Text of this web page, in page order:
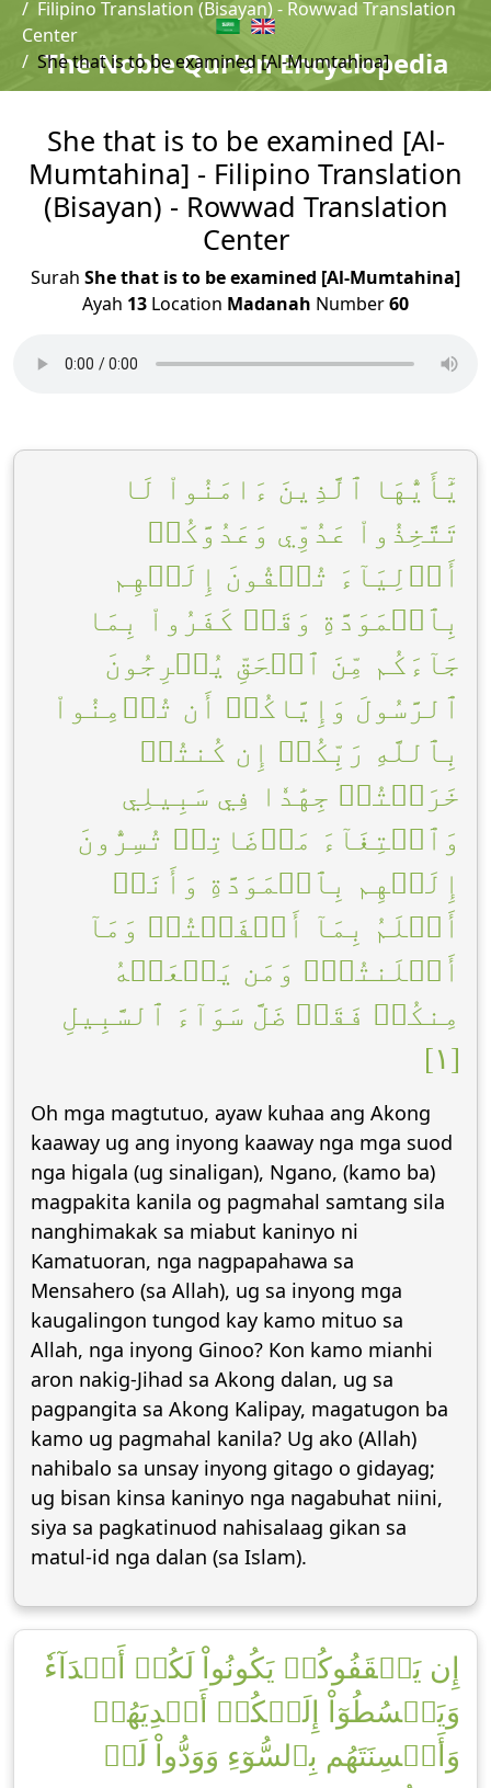
The Noble Qur'an Encyclopedia
Filipino Translation (Bisayan) - Rowwad Translation
Center
She that is to be examined [Al-Mumtahina]
She that is to be examined [Al-
Mumtahina] - Filipino Translation
(Bisayan) - Rowwad Translation
Center
Surah She that is to be examined [Al-Mumtahina]
Ayah 13 Location Madanah Number60
يَٰٓأَيُّهَا ٱلَّذِينَ ءَامَنُواْ لَا
تَتَّخِذُواْ عَدُوِّي وَعَدُوَّكُمۡ
أَوۡلِيَآءَ تُلۡقُونَ إِلَيۡهِم
بِٱلۡمَوَدَّةِ وَقَدۡ كَفَرُواْ بِمَا
جَآءَكُم مِّنَ ٱلۡحَقِّ يُخۡرِجُونَ
ٱلرَّسُولَ وَإِيَّاكُمۡ أَن تُؤۡمِنُواْ
بِٱللَّهِ رَبِّكُمۡ إِن كُنتُمۡ
خَرَجۡتُمۡ جِهَٰدٗا فِي سَبِيلِي
وَٱبۡتِغَآءَ مَرۡضَاتِيۚ تُسِرُّونَ
إِلَيۡهِم بِٱلۡمَوَدَّةِ وَأَنَا۠
أَعۡلَمُ بِمَآ أَخۡفَيۡتُمۡ وَمَآ
أَعۡلَنتُمۡۚ وَمَن يَفۡعَلۡهُ
مِنكُمۡ فَقَدۡ ضَلَّ سَوَآءَ ٱلسَّبِيلِ
[١]
Oh mga magtutuo, ayaw kuhaa ang Akong
kaaway ug ang inyong kaaway nga mga suod
nga higala (ug sinaligan), Ngano, (kamo ba)
magpakita kanila og pagmahal samtang sila
nanghimakak sa miabut kaninyo ni
Kamatuoran, nga nagpapahawa sa
Mensahero (sa Allah), ug sa inyong mga
kaugalingon tungod kay kamo mituo sa
Allah, nga inyong Ginoo? Kon kamo mianhi
aron nakig-Jihad sa Akong dalan, ug sa
pagpangita sa Akong Kalipay, magatugon ba
kamo ug pagmahal kanila? Ug ako (Allah)
nahibalo sa unsay inyong gitago o gidayag;
ug bisan kinsa kaninyo nga nagabuhat niini,
siya sa pagkatinuod nahisalaag gikan sa
matul-id nga dalan (sa Islam).
إِن يَثۡقَفُوكُمۡ يَكُونُواْ لَكُمۡ أَعۡدَآءٗ
وَيَبۡسُطُوٓاْ إِلَيۡكُمۡ أَيۡدِيَهُمۡ
وَأَلۡسِنَتَهُم بِٱلسُّوٓءِ وَوَدُّواْ لَوۡ